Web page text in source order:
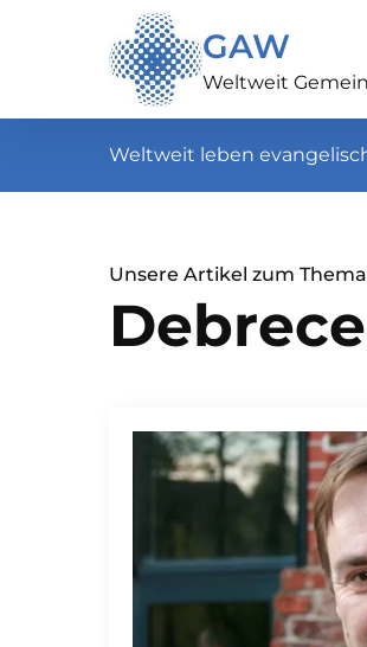
GAW
Weltweit
Weltweit leben
Unsere Artikel zum